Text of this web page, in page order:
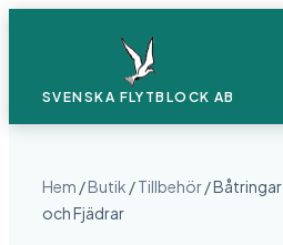
SVENSKA FLYTBLOCK AB
Hem /Butik /Tillbehör/ Båtringar
och Fjädrar